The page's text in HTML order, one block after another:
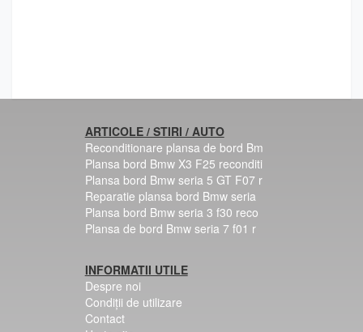
ARTICOLE / STIRI / AUTO
Reconditionare plansa de bord Bm
Plansa bord Bmw X3 F25 reconditi
Plansa bord Bmw seria 5 GT F07 r
Reparatie plansa bord Bmw seria
Plansa bord Bmw seria 3 f30 reco
Plansa de bord Bmw seria 7 f01 r
INFORMATII UTILE
Despre noi
Condiții de utilizare
Contact